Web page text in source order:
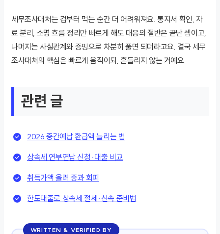
세무조사대처는 겁부터 먹는 순간 더 어려워져요. 통지서 확인, 자
료 분리, 소명 흐름 정리만 빠르게 해도 대응의 절반은 끝난 셈이고,
나머지는 사실관계와 증빙으로 차분히 풀면 되더라고요. 결국 세무
조사대처의 핵심은 빠르게 움직이되, 흔들리지 않는 거예요.
관련 글
2026 중간예납 환급액 늘리는 법
상속세 연부연납 신청·대출 비교
취득가액 올려 중과 회피
한도대출로 상속세 절세·신속 준비법
WRITTEN & VERIFIED BY